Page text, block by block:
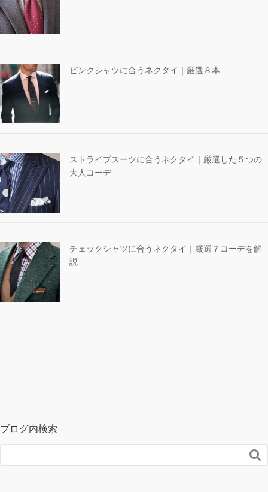
ピンクシャツに合うネクタイ｜厳選８本
ストライプスーツに合うネクタイ｜厳選した５つの
大人コーデ
チェックシャツに合うネクタイ｜厳選７コーデを解
説
ブログ内検索
